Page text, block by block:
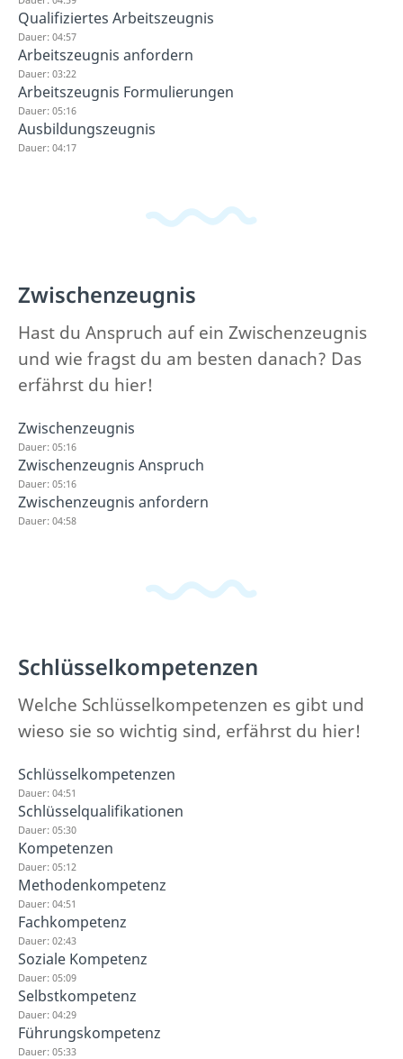
Qualifiziertes Arbeitszeugnis
Dauer: 04:57
Arbeitszeugnis anfordern
Dauer: 03:22
Arbeitszeugnis Formulierungen
Dauer: 05:16
Ausbildungszeugnis
Dauer: 04:17
Zwischenzeugnis
Hast du Anspruch auf ein Zwischenzeugnis
und wie fragst du am besten danach? Das
erfährst du hier!
Zwischenzeugnis
Dauer: 05:16
Zwischenzeugnis Anspruch
Dauer: 05:16
Zwischenzeugnis anfordern
Dauer: 04:58
Schlüsselkompetenzen
Welche Schlüsselkompetenzen es gibt und
wieso sie so wichtig sind, erfährst du hier!
Schlüsselkompetenzen
Dauer: 04:51
Schlüsselqualifikationen
Dauer: 05:30
Kompetenzen
Dauer: 05:12
Methodenkompetenz
Dauer: 04:51
Fachkompetenz
Dauer: 02:43
Soziale Kompetenz
Dauer: 05:09
Selbstkompetenz
Dauer: 04:29
Führungskompetenz
Dauer: 05:33